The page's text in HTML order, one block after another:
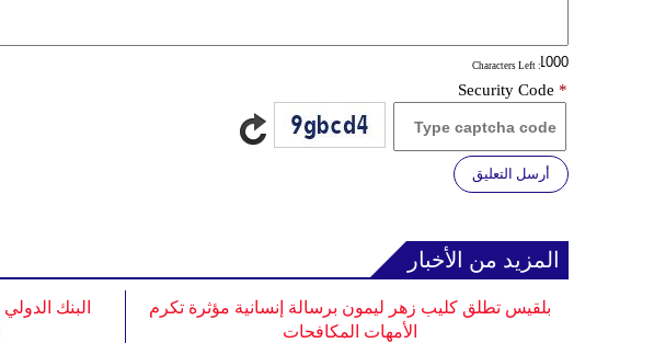
: Characters Left
Security Code *
أرسل التعليق
المزيد من الأخبار
البنك
بلقيس تطلق كليب زهر ليمون برسالة إنسانية مؤثرة تكرم
الأمهات المكافحات